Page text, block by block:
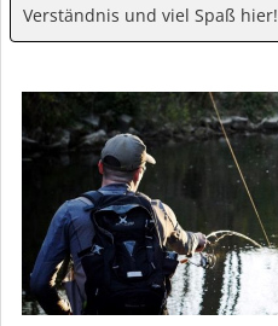
Verständnis und viel Spaß hier!